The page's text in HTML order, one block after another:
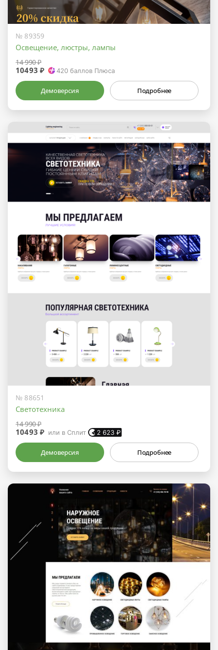
№ 89359
Освещение, люстры, лампы
14 990 ₽
10493 ₽ 420 баллов Плюса
Демоверсия Подробнее
№ 88651
Светотехника
14 990 ₽
10493 ₽ или в Сплит 2 623 ₽
Демоверсия Подробнее